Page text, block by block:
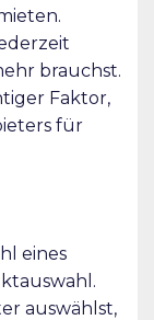
brauchst.
Faktor,
für
eines
auswählst,